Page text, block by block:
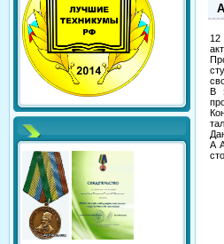
12
В
А